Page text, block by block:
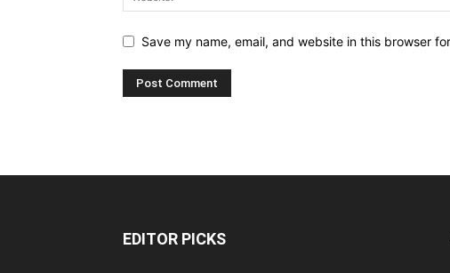
Save my name, email, and website in this browser
EDITOR PICKS